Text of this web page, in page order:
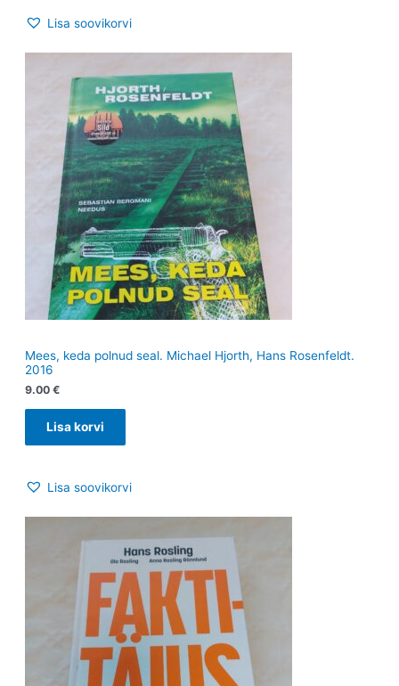
Lisa soovikorvi
Mees, keda polnud seal. Michael Hjorth, Hans Rosenfeldt.
2016
9.00 €
Lisa korvi
Lisa soovikorvi